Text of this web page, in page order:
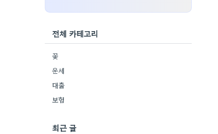
전체 카테고리
꽃
운세
대출
보험
최근 글